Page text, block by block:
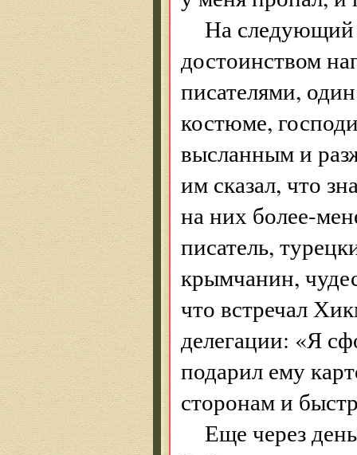
На следующий
достоинством
писателями,
костюме,
высланным и
им сказал, что
на них более-
писатель,
крымчанин,
что встречал
делегации: «Я
подарил ему
сторонам и
Еще через